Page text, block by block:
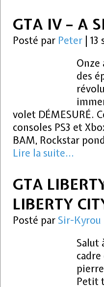
GTA IV – A
Posté par Peter 13
Onze
des
volet DÉMESURÉ.
consoles PS3 et
BAM, Rockstar
Lire la suite...
GTA
LIBERTY
Posté par Sir-Kyrou
Salut
Petit